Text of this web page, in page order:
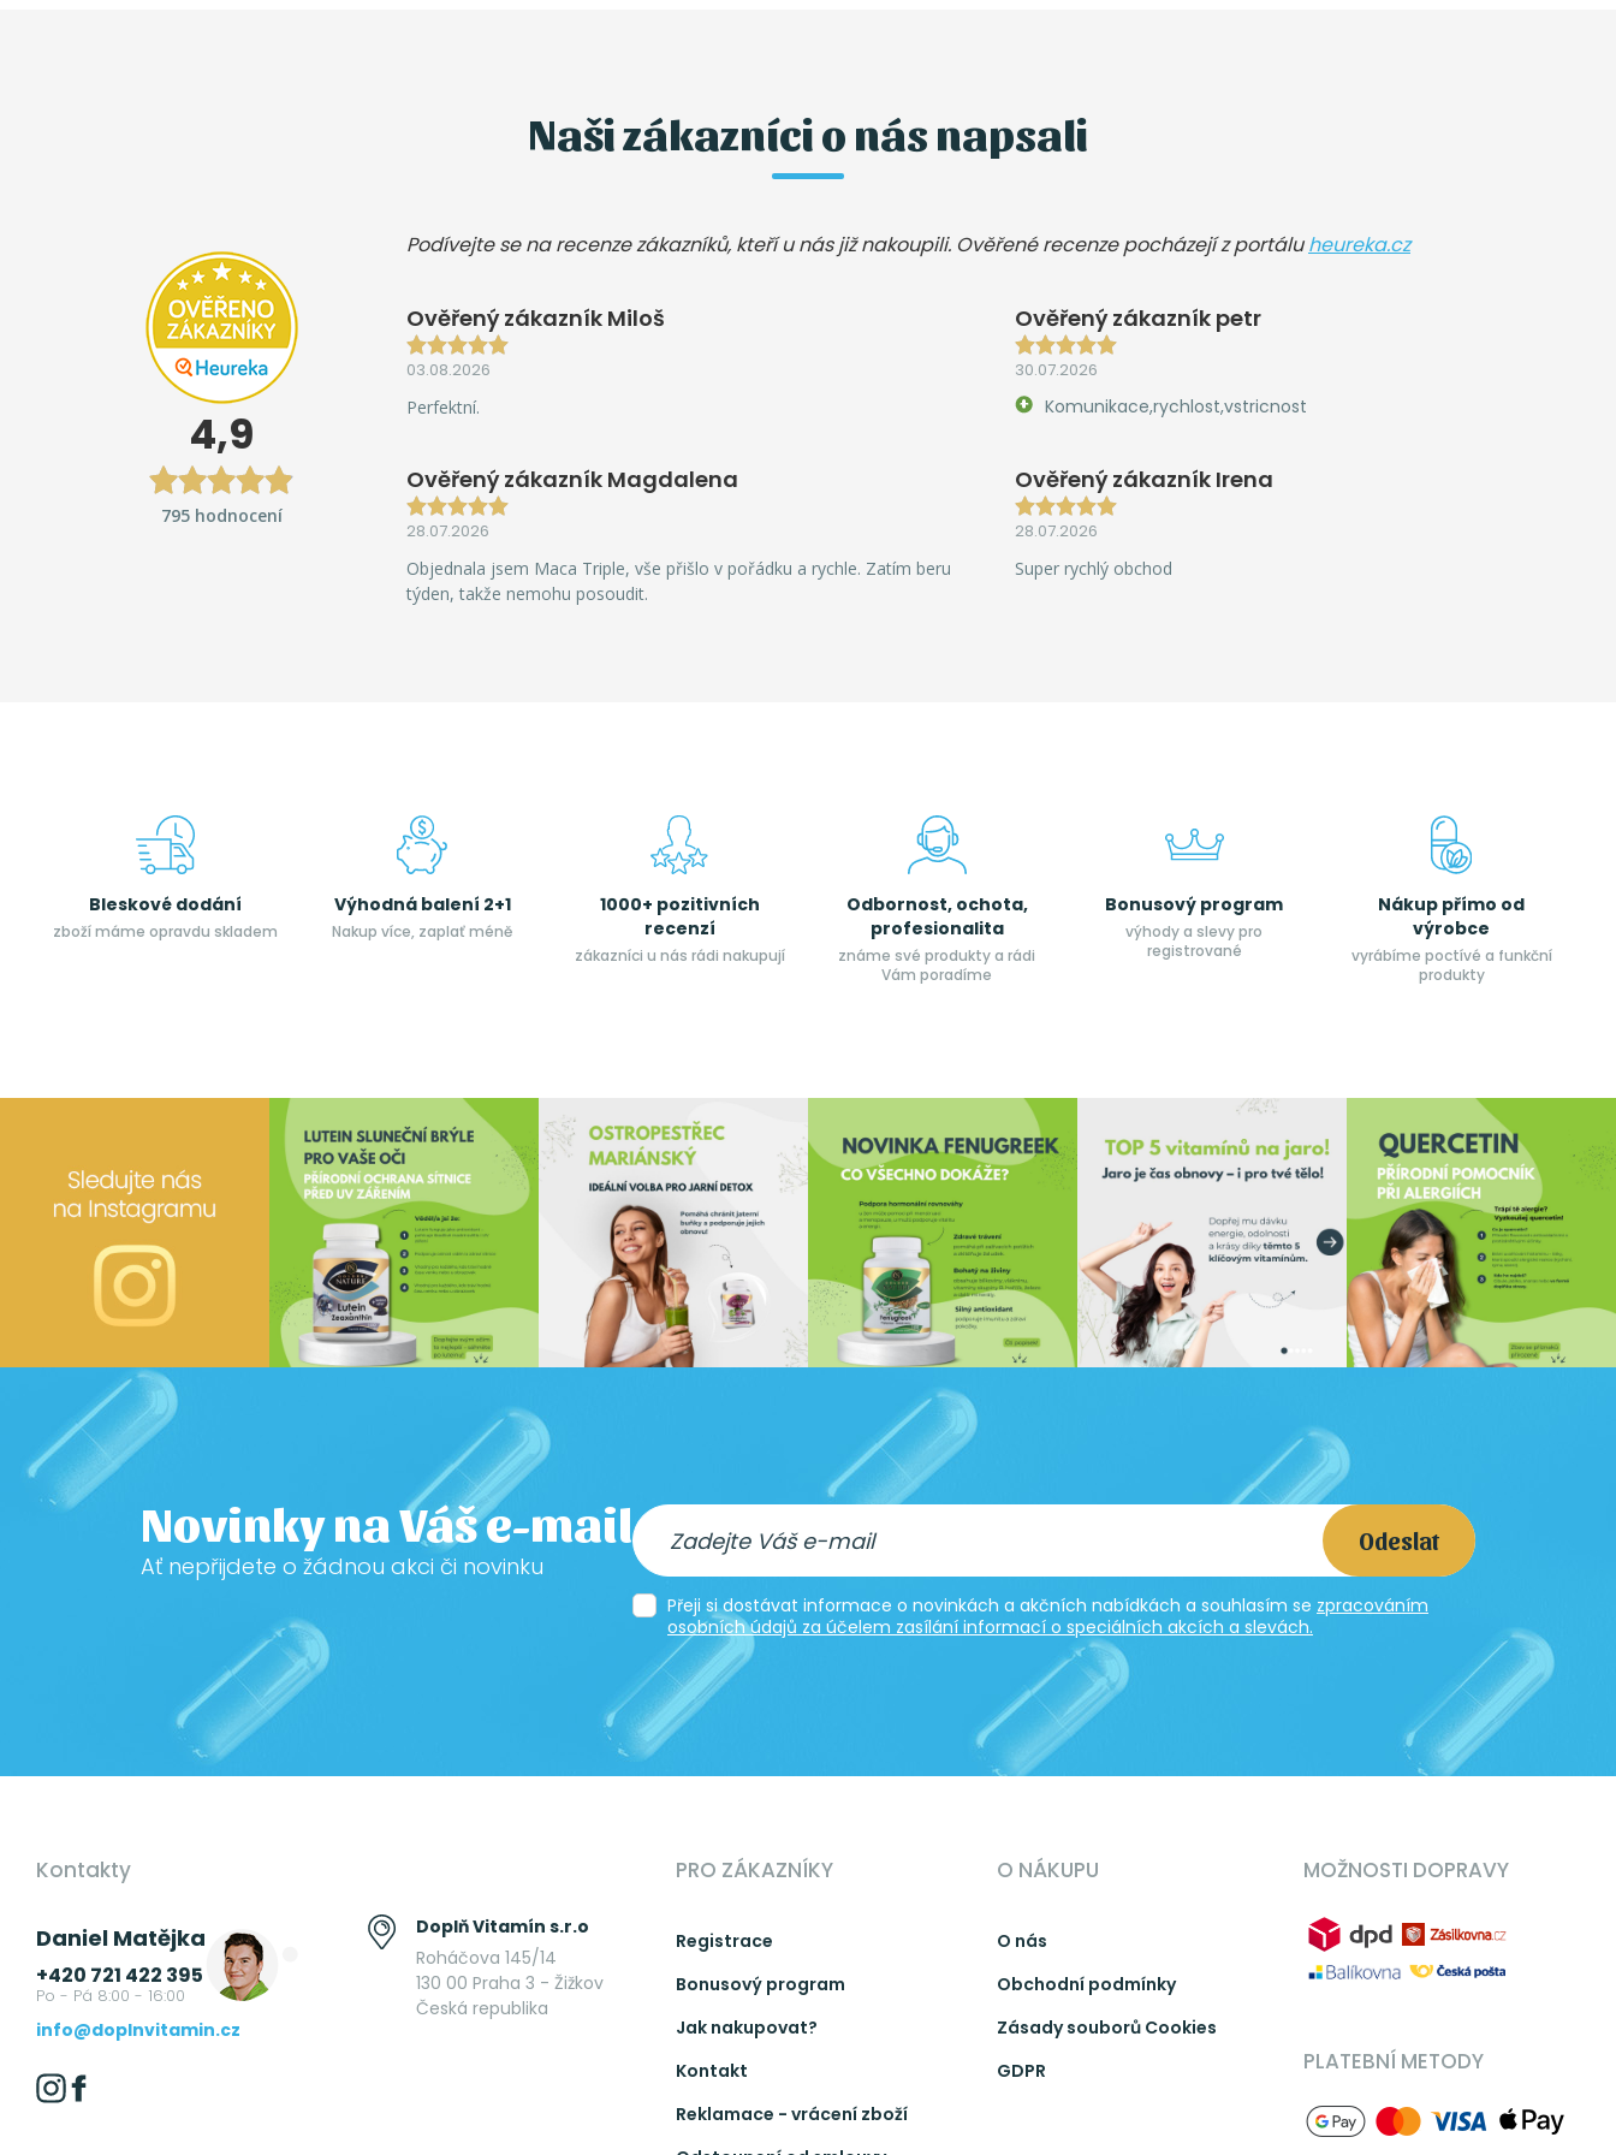
Naši zákazníci o nás napsali
4,9
795 hodnocení
Podívejte se na recenze zákazníků, kteří u nás již nakoupili. Ověřené recenze pocházejí z portáluheureka.cz
Ověřený zákazník Miloš
03.08.2026
Perfektní.
Ověřený zákazník petr
30.07.2026
Komunikace,rychlost,vstricnost
Ověřený zákazník Magdalena
28.07.2026
Objednala jsem Maca Triple, vše přišlo v pořádku a rychle. Zatím beru
týden, takže nemohu posoudit.
Ověřený zákazník Irena
28.07.2026
Super rychlý obchod
Bleskové dodání
zboží máme opravdu skladem
Výhodná balení 2+1
Nakup více, zaplať méně
1000+ pozitivních
recenzí
zákazníci u nás rádi nakupují
Odbornost, ochota,
profesionalita
známe své produkty a rádi
Vám poradíme
Bonusový program
výhody a slevy pro
registrované
Nákup přímo od
výrobce
vyrábíme poctívé a funkční
produkty
Novinky na Váš e-mail
Ať nepřijdete o žádnou akci či novinku
Odeslat
Přeji si dostávat informace o novinkách a akčních nabídkách a souhlasím se zpracováním
osobních údajů za účelem zasílání informací o speciálních akcích a slevách.
Kontakty
Daniel Matějka
+420 721 422 395
Po - Pá 8:00 - 16:00
info@doplnvitamin.cz
Doplň Vitamín s.r.o
Roháčova 145/14
130 00 Praha 3 - Žižkov
Česká republika
PRO ZÁKAZNÍKY
Registrace
Bonusový program
Jak nakupovat?
Kontakt
Reklamace - vrácení zboží
O NÁKUPU
O nás
Obchodní podmínky
Zásady souborů Cookies
GDPR
MOŽNOSTI DOPRAVY
PLATEBNÍ METODY